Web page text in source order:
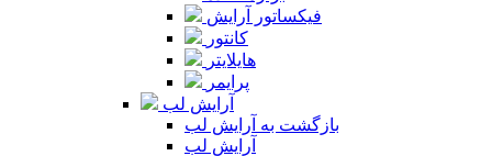
فیکساتور آرایش
کانتور
هایلایتر
پرایمر
آرایش لب
بازگشت به آرایش لب
آرایش لب